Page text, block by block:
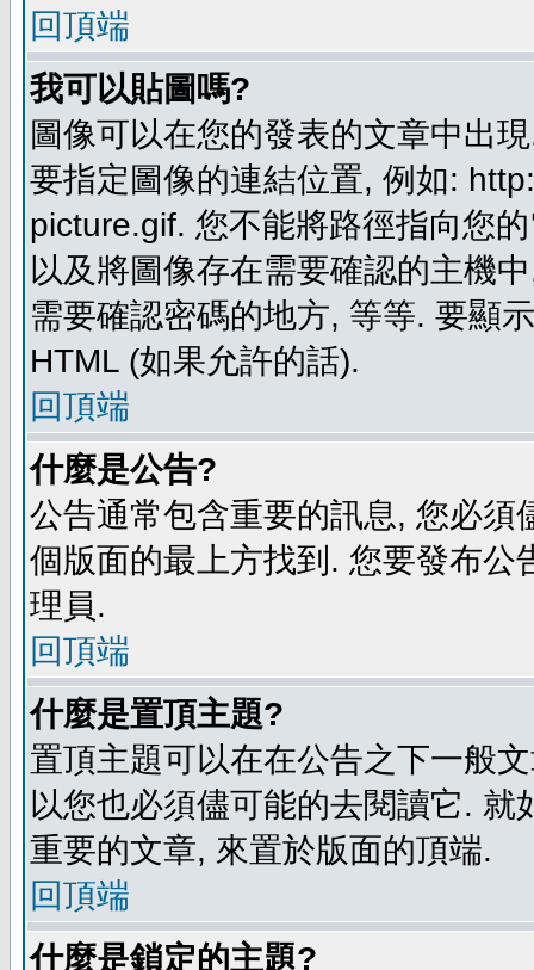
回頂端
我可以貼圖嗎?
圖像可以在您的發表的文章中出
要指定圖像的連結位置, 例如:
picture.gif. 您不能將路徑指向您
以及將圖像存在需要確認的主機
需要確認密碼的地方, 等等. 要顯
HTML (如果允許的話).
回頂端
什麼是公告?
公告通常包含重要的訊息, 您必
個版面的最上方找到. 您要發布
理員.
回頂端
什麼是置頂主題?
置頂主題可以在在公告之下一般
以您也必須儘可能的去閱讀它.
重要的文章, 來置於版面的頂端.
回頂端
什麼是鎖定的主題?